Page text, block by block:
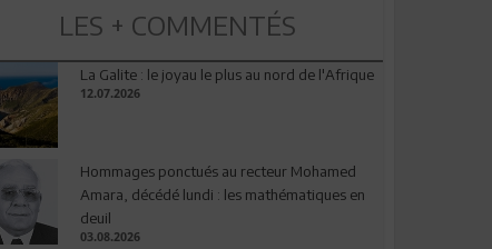
LES + COMMENTÉS
La Galite : le joyau le plus au nord de l'Afrique
12.07.2026
Hommages ponctués au recteur Mohamed
Amara, décédé lundi : les mathématiques en
deuil
03.08.2026